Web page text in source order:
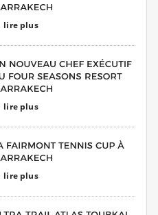
lire plus
lire plus
lire plus